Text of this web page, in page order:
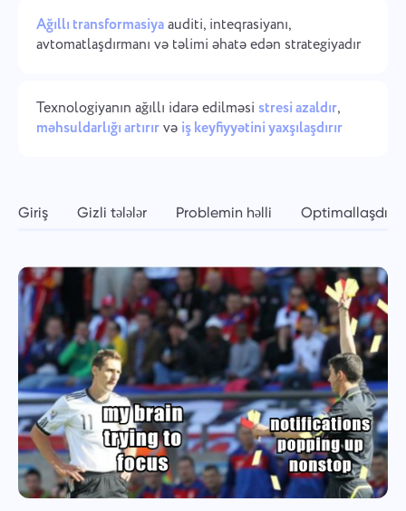
Oʻzbek
Türkçe
Ağıllı transformasiyaauditi, inteqrasiyanı,
avtomatlaşdırmanı və təlimi əhatə edən strategiyadır
Texnologiyanın ağıllı idarə edilməsi stresi azaldır,
məhsuldarlığı artırırvə iş keyfiyyətini yaxşılaşdırır
Giriş Gizli tələlər Problemin həlli
Şirkət yaradın, istifadəçiləri dəvət edin və komanda işini
optimallaşdırmaq üçün rollar təyin edin.